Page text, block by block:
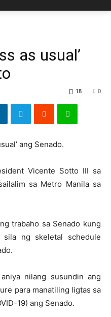
as usual’
0
18
ang Senado.
Vicente Sotto III sa
sa Metro Manila sa
trabaho sa Senado kung
sila ng skeletal schedule
nilang susundin ang
para manatiling ligtas sa
19) ang Senado.